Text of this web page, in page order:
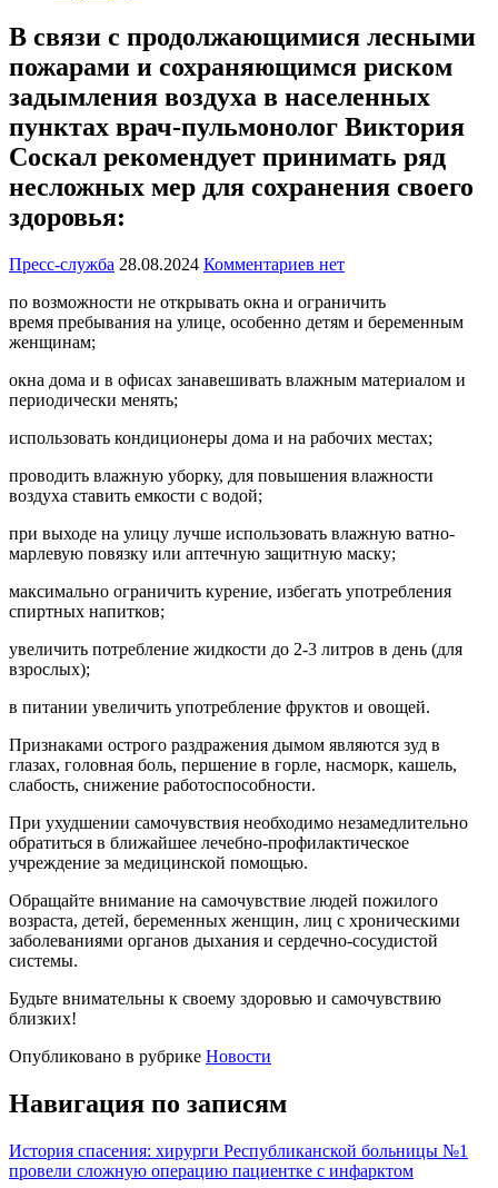
В связи с продолжающимися лесными
пожарами и сохраняющимся риском
задымления воздуха в населенных
пунктах врач-пульмонолог Виктория
Соскал рекомендует принимать ряд
несложных мер для сохранения своего
здоровья:
Пресс-служба 28.08.2024 Комментариев нет
по возможности не открывать окна и ограничить
время пребывания на улице, особенно детям и беременным
женщинам;
окна дома и в офисах занавешивать влажным материалом и
периодически менять;
использовать кондиционеры дома и на рабочих местах;
проводить влажную уборку, для повышения влажности
воздуха ставить емкости с водой;
при выходе на улицу лучше использовать влажную ватно-
марлевую повязку или аптечную защитную маску;
максимально ограничить курение, избегать употребления
спиртных напитков;
увеличить потребление жидкости до 2-3 литров в день (для
взрослых);
в питании увеличить употребление фруктов и овощей.
Признаками острого раздражения дымом являются зуд в
глазах, головная боль, першение в горле, насморк, кашель,
слабость, снижение работоспособности.
При ухудшении самочувствия необходимо незамедлительно
обратиться в ближайшее лечебно-профилактическое
учреждение за медицинской помощью.
Обращайте внимание на самочувствие людей пожилого
возраста, детей, беременных женщин, лиц с хроническими
заболеваниями органов дыхания и сердечно-сосудистой
системы.
Будьте внимательны к своему здоровью и самочувствию
близких!
Опубликовано в рубрике Новости
Навигация по записям
История спасения: хирурги Республиканской больницы №1
провели сложную операцию пациентке с инфарктом